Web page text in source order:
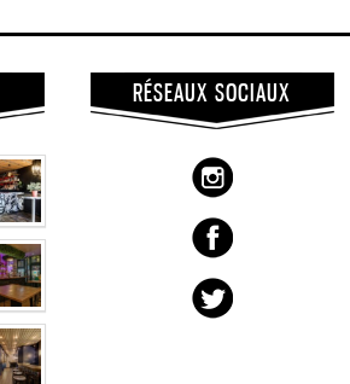
RÉSEAUX SOCIAUX